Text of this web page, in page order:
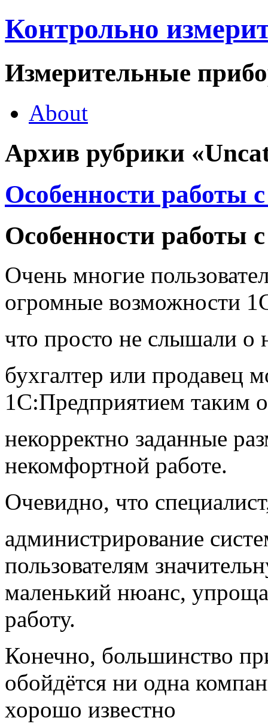
Контрольно
Измерительные
About
Архив рубрики
Особенности работы
Особенности работы
Очень многие
огромные возможности
что просто не слышали о
бухгалтер или продавец
1С:Предприятием таким
некорректно заданные
некомфортной работе.
Очевидно, что
администрирование
пользователям
маленький нюанс,
работу.
Конечно, большинство
обойдётся ни одна
хорошо известно